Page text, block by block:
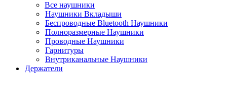
Все наушники
Наушники Вкладыши
Беспроводные Bluetooth Наушники
Полноразмерные Наушники
Проводные Наушники
Гарнитуры
Внутриканальные Наушники
Держатели